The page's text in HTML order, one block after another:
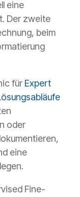
eine
Der zweite
beim
für Expert
oder
eine
Fine-